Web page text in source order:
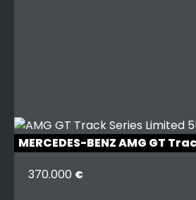
MERCEDES-BENZ AMG GT
370.000 €